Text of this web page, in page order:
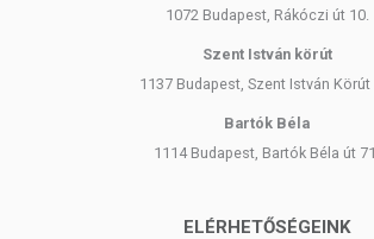
1072 Budapest, Rákóczi út 10.
Szent István körút
1137 Budapest, Szent István Körút
Bartók Béla
1114 Budapest, Bartók Béla út
ELÉRHETŐSÉGEINK